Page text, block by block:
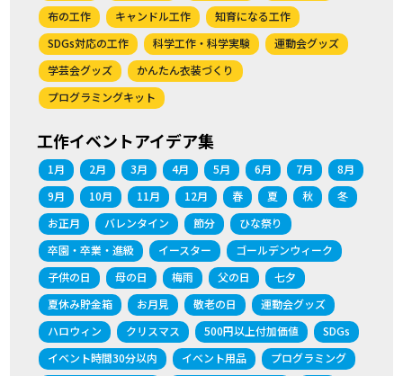
布の工作
キャンドル工作
知育になる工作
SDGs対応の工作
科学工作・科学実験
運動会グッズ
学芸会グッズ
かんたん衣装づくり
プログラミングキット
工作イベントアイデア集
1月 2月 3月 4月 5月 6月 7月
8月
9月
10月 11月 12月 春 夏 秋
冬
お正月
バレンタイン 節分
ひな祭り
卒園・卒業・進級
イースター
ゴールデンウィーク
子供の日
母の日 梅雨 父の日
七夕
夏休み貯金箱
お月見 敬老の日
運動会グッズ
ハロウィン
クリスマス 500円以上付加価値
SDGs
イベント時間30分以内
イベント用品
プログラミング